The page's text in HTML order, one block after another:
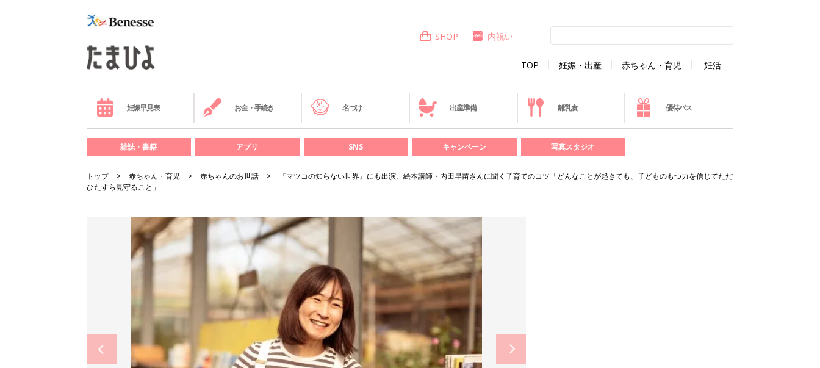
TOP 妊娠・出産 赤ちゃん・育児 妊活
SHOP 内祝い
妊娠早見表 お金・手続き 名づけ 出産準備 離乳食 優待パス
雑誌・書籍 アプリ SNS キャンペーン 写真スタジオ
トップ 赤ちゃん・育児 赤ちゃんのお世話
『マツコの知らない世界』にも出演、絵本講師・内田早苗さんに聞く子育てのコツ「どんなことが起きても、子どものもつ力を信じてただ
ひたすら見守ること」